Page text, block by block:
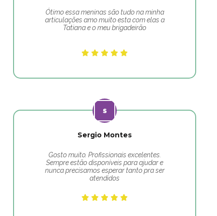
Ótimo essa meninas são tudo na minha
articulações amo muito esta com elas a
Tatiana e o meu brigadeirão
Sergio Montes
Gosto muito. Profissionais excelentes.
Sempre estão disponíveis para ajudar e
nunca precisamos esperar tanto pra ser
atendidos